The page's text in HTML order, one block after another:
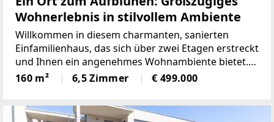
Wohnerlebnis in stilvollem Ambiente
Willkommen in diesem charmanten, sanierten
Einfamilienhaus, das sich über zwei Etagen erstreckt
und Ihnen ein angenehmes Wohnambiente bietet.
Das Haus ist hell und lichtdurchflutet und eignet
sich gut für Familien oder Paare, die Wert auf
160 m² 6,5 Zimmer € 499.000